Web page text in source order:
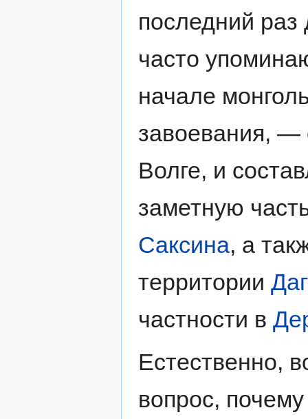
последний раз
часто
начале
завоевания, —
Волге, и
заметную
Саксина, а
территории
частности в
Естественно,
вопрос,